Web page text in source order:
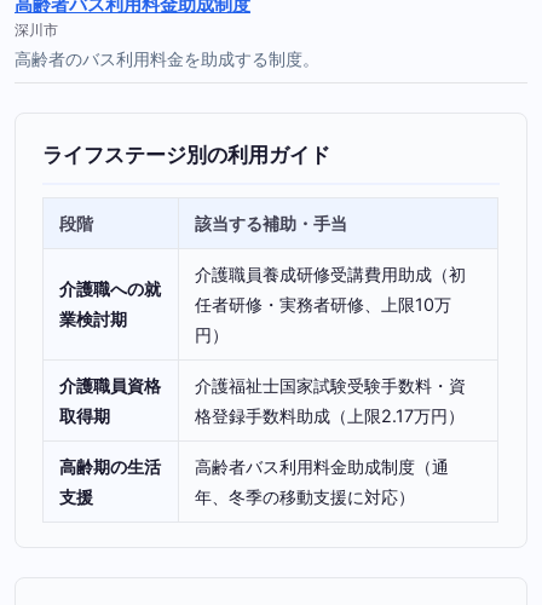
深川市
高齢者のバス利用料金を助成する制度。
ライフステージ別の利用ガイド
段階 該当する補助・手当
介護職への就
業検討期
介護職員養成研修受講費用助成（初
任者研修・実務者研修、上限10万
円）
介護職員資格
取得期
介護福祉士国家試験受験手数料・資
格登録手数料助成（上限2.17万円）
高齢期の生活
支援
高齢者バス利用料金助成制度（通
年、冬季の移動支援に対応）